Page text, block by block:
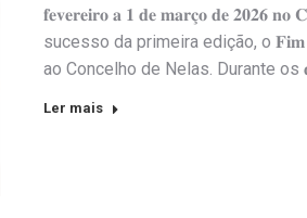
𝐟𝐞𝐯𝐞𝐫𝐞𝐢𝐫𝐨 𝐚 𝟏 𝐝𝐞 𝐦𝐚𝐫𝐜̧𝐨 𝐝𝐞 𝟐𝟎𝟐𝟔
sucesso da primeira edição, o 𝐅𝐢𝐦
ao Concelho de Nelas. Durante os
Ler mais